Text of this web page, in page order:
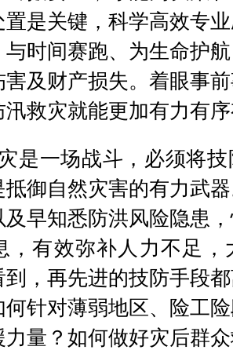
置是关键，科学高效专
与时间赛跑、为生命护
害及财产损失。着眼事
汛救灾就能更加有力有
是一场战斗，必须将
抵御自然灾害的有力武
及早知悉防洪风险隐患
，有效弥补人力不足，
到，再先进的技防手段
何针对薄弱地区、险工
力量？如何做好灾后群